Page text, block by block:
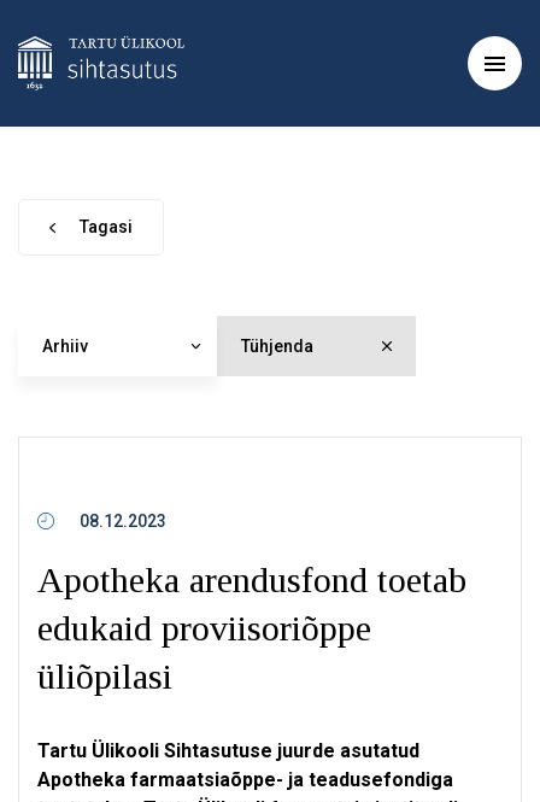
Tagasi
Arhiiv Tühjenda
08.12.2023
Apotheka arendusfond toetab
edukaid proviisoriõppe
üliõpilasi
Tartu Ülikooli Sihtasutuse juurde asutatud
Apotheka farmaatsiaõppe- ja teadusefondiga